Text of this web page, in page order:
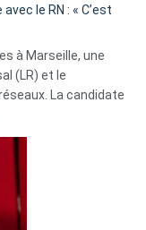
Algérie
le RN : « C’est
à Marseille, une
(LR) et le
La candidate
d’alliance